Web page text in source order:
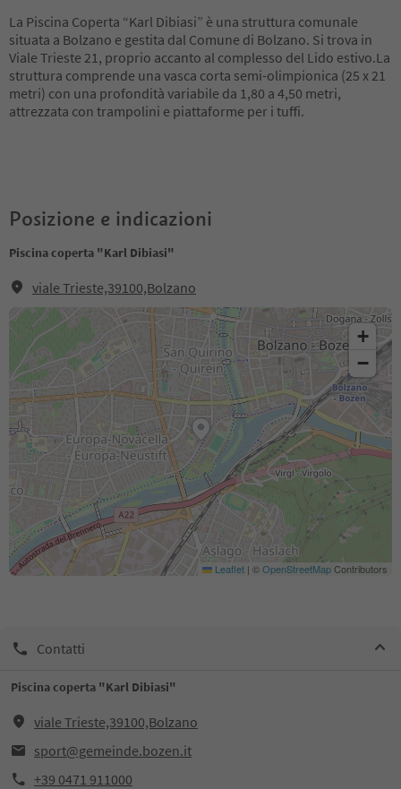
La Piscina Coperta “Karl Dibiasi” è una struttura comunale
situata a Bolzano e gestita dal Comune di Bolzano. Si trova in
Viale Trieste 21, proprio accanto al complesso del Lido estivo.La
struttura comprende una vasca corta semi-olimpionica (25 x 21
metri) con una profondità variabile da 1,80 a 4,50 metri,
attrezzata con trampolini e piattaforme per i tuffi.
Posizione e indicazioni
Piscina coperta "Karl Dibiasi"
viale Trieste,39100,Bolzano
+
−
Leaflet | ©OpenStreetMapContributors
Contatti
Piscina coperta "Karl Dibiasi"
viale Trieste,39100,Bolzano
sport@gemeinde.bozen.it
+39 0471 911000